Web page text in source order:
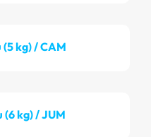
kg) / CAM
kg) / JUM